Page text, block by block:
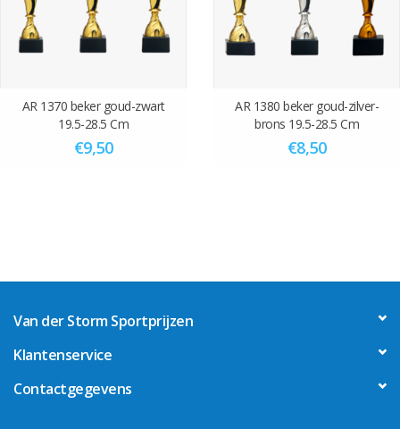
AR 1370 beker goud-zwart
19.5-28.5 Cm
€9,50
AR 1380 beker goud-zilver-
brons 19.5-28.5 Cm
€8,50
Van der Storm Sportprijzen
Klantenservice
Contactgegevens